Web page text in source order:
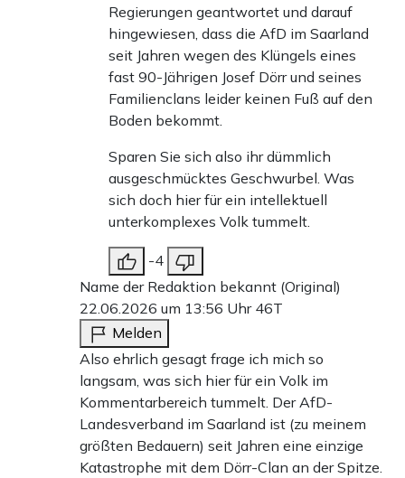
Regierungen geantwortet und darauf
hingewiesen, dass die AfD im Saarland
seit Jahren wegen des Klüngels eines
fast 90-Jährigen Josef Dörr und seines
Familienclans leider keinen Fuß auf den
Boden bekommt.
Sparen Sie sich also ihr dümmlich
ausgeschmücktes Geschwurbel. Was
sich doch hier für ein intellektuell
unterkomplexes Volk tummelt.
-4
Name der Redaktion bekannt (Original)
22.06.2026 um 13:56 Uhr 46T
Melden
Also ehrlich gesagt frage ich mich so
langsam, was sich hier für ein Volk im
Kommentarbereich tummelt. Der AfD-
Landesverband im Saarland ist (zu meinem
größten Bedauern) seit Jahren eine einzige
Katastrophe mit dem Dörr-Clan an der Spitze.